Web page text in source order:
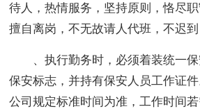
待人，热情服务，坚持原则，恪尽
擅自离岗，不无故请人代班，不迟到
、执行勤务时，必须着装统一
保安标志，并持有保安人员工作证
公司规定标准时间为准，工作时间